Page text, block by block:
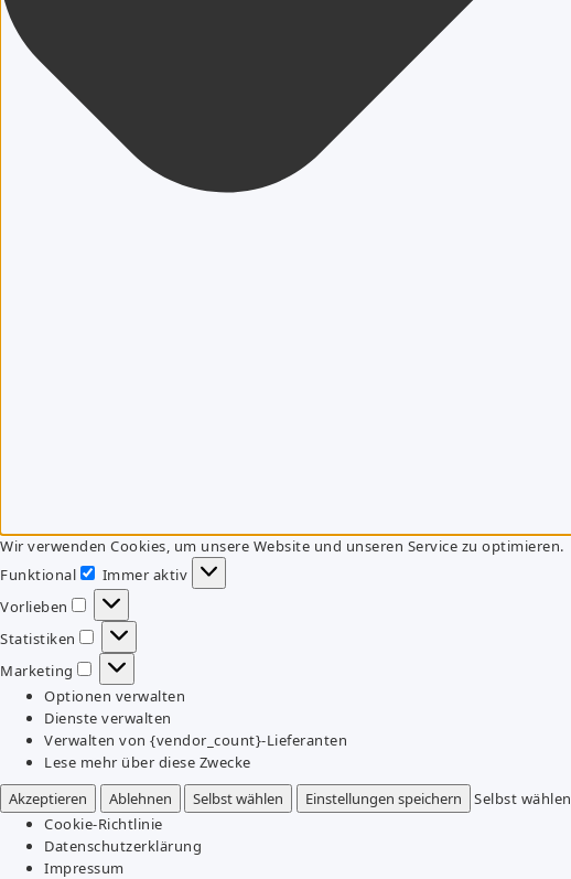
Wir verwenden Cookies, um unsere Website und unseren Service zu optimieren.
Funktional
Funktional
Immer aktiv
Vorlieben
Vorlieben
Statistiken
Statistiken
Marketing
Marketing
Optionen verwalten
Dienste verwalten
Verwalten von {vendor_count}-Lieferanten
Lese mehr über diese Zwecke
Akzeptieren
Ablehnen Selbst wählen Einstellungen speichern
Selbst wählen
Cookie-Richtlinie
Datenschutzerklärung
Impressum